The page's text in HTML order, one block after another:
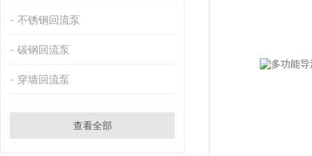
不锈钢回流泵
碳钢回流泵
穿墙回流泵
查看全部